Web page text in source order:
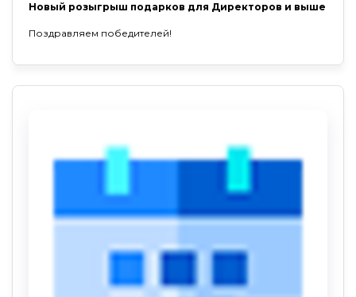
Новый розыгрыш подарков для Директоров и выше
Поздравляем победителей!